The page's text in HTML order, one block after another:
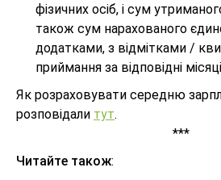
фізичних осіб, і сум
також сум нарахованого
додатками, з відмітками /
приймання за відповідні
Як розраховувати середню
розповідали тут.
***
Читайте також: